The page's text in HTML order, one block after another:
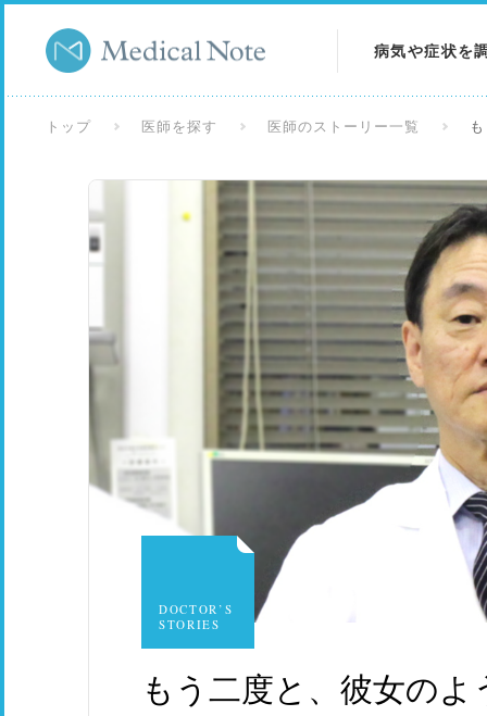
病気や症状を
検査を調べる
トップ 医師を探す 医師のストーリー一覧
DOCTOR’S
STORIES
もう二度と、彼女の